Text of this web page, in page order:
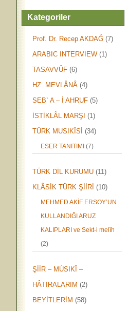
Kategoriler
Prof. Dr. Recep AKDAĞ (7)
ARABIC INTERVIEW (1)
TASAVVÛF (6)
HZ. MEVLÂNÂ (4)
SEB` A – İ AHRUF (5)
İSTİKLÂL MARŞI (1)
TÜRK MUSIKÎSİ (34)
ESER TANITIMI (7)
TÜRK DİL KURUMU (11)
KLÂSİK TÜRK ŞİİRİ (10)
MEHMED AKİF ERSOY’UN
KULLANDIĞI ARUZ
KALIPLARI ve Sekt-i melîh
(2)
ŞİİR – MÙSIKÎ –
HÂTIRALARIM (2)
BEYİTLERİM (58)